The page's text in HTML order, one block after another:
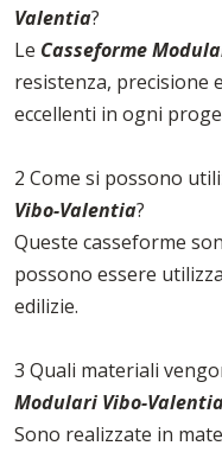
Valentia?
Le Casseforme
resistenza, precisione
eccellenti in ogni
2 Come si possono
Vibo-Valentia?
Queste casseforme
possono essere
edilizie.
3 Quali materiali
Modulari Vibo-
Sono realizzate in